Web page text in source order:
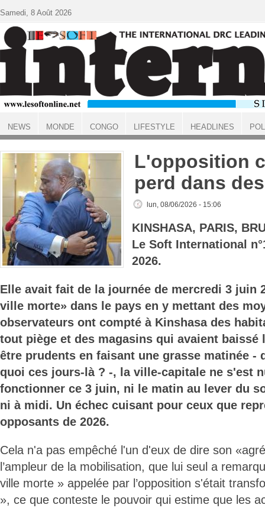
ACCUEIL
L'opposition
perd dans
lun, 08/06/2026 - 15:06
KINSHASA, PARIS,
Le Soft International
2026.
Elle avait fait de la journée de mercredi 3 juin
ville morte» dans le pays en y mettant des
observateurs ont compté à Kinshasa des
tout piège et des magasins qui avaient baissé
être prudents en faisant une grasse matinée -
quoi ces jours-là ? -, la ville-capitale ne s'est
fonctionner ce 3 juin, ni le matin au lever du
ni à midi. Un échec cuisant pour ceux que
opposants de 2026.
Cela n'a pas empêché l'un d'eux de dire son
l’ampleur de la mobilisation, que lui seul a
ville morte » appelée par l’opposition s'était
», ce que conteste le pouvoir qui estime que les
Samedi, 8 Août 2026
NEWS MONDE CONGO LIFESTYLE HEADLINES